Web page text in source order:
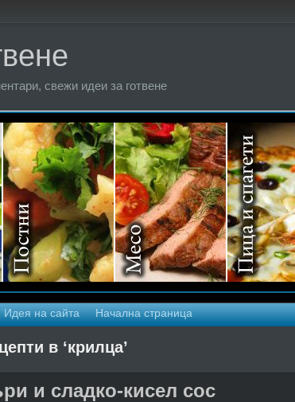
свежи идеи за готвене
Идея на сайта Начална страница
в ‘крилца’
и сладко-кисел сос